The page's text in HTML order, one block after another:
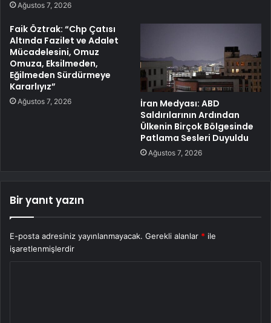
Ağustos 7, 2026
Faik Öztrak: “Chp Çatısı
Altında Fazilet ve Adalet
Mücadelesini, Omuz
Omuza, Eksilmeden,
Eğilmeden Sürdürmeye
Kararlıyız”
Ağustos 7, 2026
İran Medyası: ABD
Saldırılarının Ardından
Ülkenin Birçok Bölgesinde
Patlama Sesleri Duyuldu
Ağustos 7, 2026
Bir yanıt yazın
E-posta adresiniz yayınlanmayacak. Gerekli alanlar * ile
işaretlenmişlerdir